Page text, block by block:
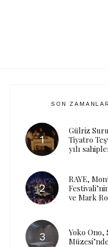
SON
Gülriz
Tiyatro
yılı
RAYE,
ve Mark
Yoko Ono,
Müzesi’nde